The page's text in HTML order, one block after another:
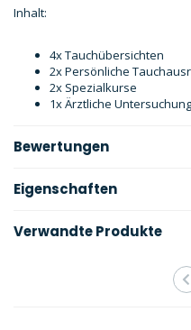
Inhalt:
4x Tauchübersichten
2x Persönliche
2x Spezialkurse
1x Ärztliche
Bewertungen
Eigenschaften
Verwandte Produkte